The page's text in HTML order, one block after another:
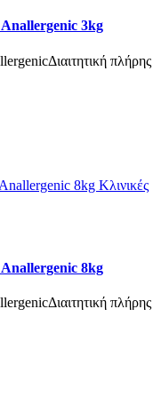
3kg
πλήρης
8kg
πλήρης